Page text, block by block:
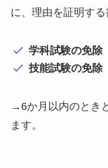
に、理由を証明す
学科試験の免除
技能試験の免除
→6か月以内のとき
ます。